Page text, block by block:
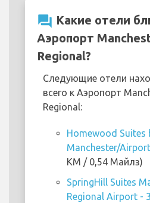
question_answer Какие отели
Аэропорт
Regional?
Следующие отели
всего к Аэропорт
Regional:
Homewood Suites
Manchester/
KM / 0,54 Майлз)
SpringHill Suites
Regional Airport -